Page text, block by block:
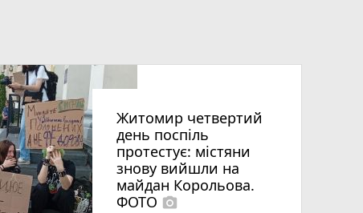
Житомир четвертий
день поспіль
протестує: містяни
знову вийшли на
майдан Корольова.
ФОТО photo_camera